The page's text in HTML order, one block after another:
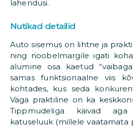
lahendusi.
Nutikad detailid
Auto sisemus on lihtne ja
ning noobelmargile igati
alumine osa kaetud
samas funktsionaalne viis
kohtades, kus seda
Väga praktiline on ka
Tippmudeliga käivad
katuseluuk (millele vaatamata